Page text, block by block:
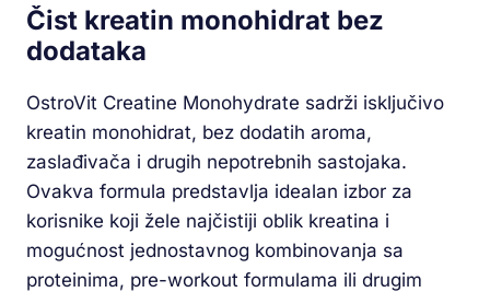
Čist kreatin monohidrat bez
dodataka
OstroVit Creatine Monohydrate sadrži isključivo
kreatin monohidrat, bez dodatih aroma,
zaslađivača i drugih nepotrebnih sastojaka.
Ovakva formula predstavlja idealan izbor za
korisnike koji žele najčistiji oblik kreatina i
mogućnost jednostavnog kombinovanja sa
proteinima, pre-workout formulama ili drugim